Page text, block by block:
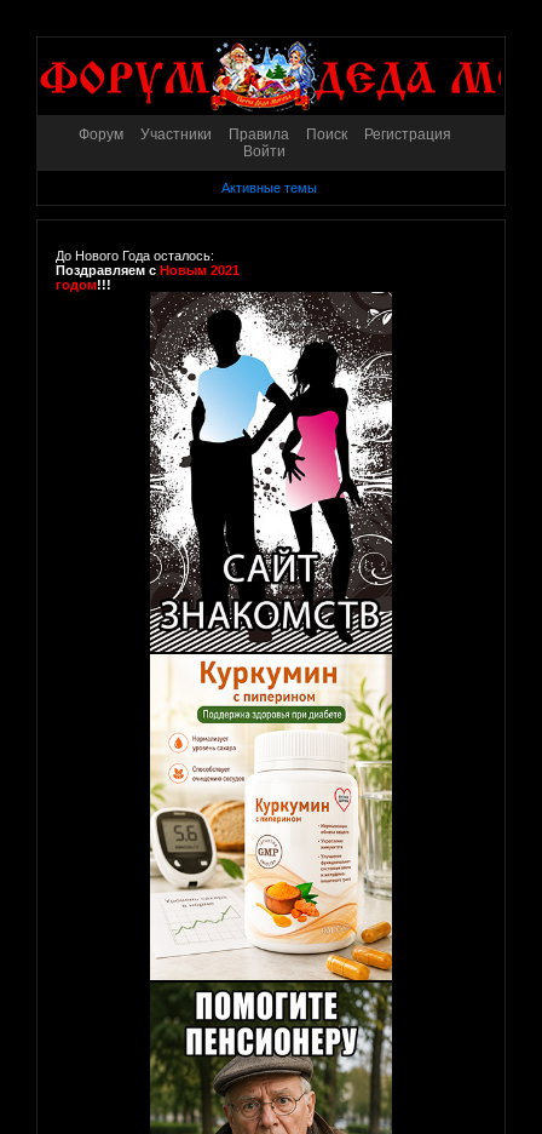
Форум Участники Правила Поиск
Регистрация
Войти
Активные темы
До Нового Года осталось:
Поздравляем с Новым 2021
годом!!!